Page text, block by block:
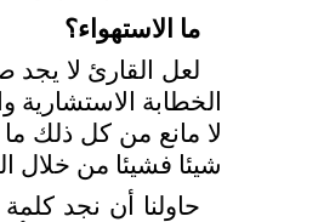
ما الاستهواء؟
لعل القارئ لا يجد
الخطابة الاستشارية
لا مانع من كل ذلك
شيئا فشيئا من خلال
حاولنا أن نجد